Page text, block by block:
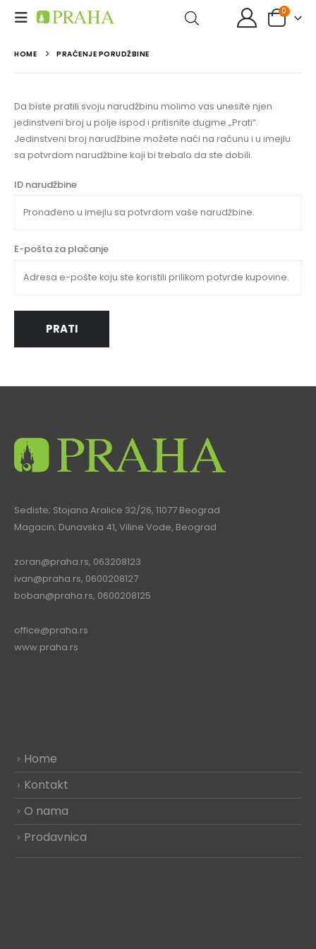
0
HOME PRAĆENJE PORUDŽBINE
Da biste pratili svoju narudžbinu molimo vas unesite njen
jedinstveni broj u polje ispod i pritisnite dugme „Prati“.
Jedinstveni broj narudžbine možete naći na računu i u imejlu
sa potvrdom narudžbine koji bi trebalo da ste dobili.
ID narudžbine
E-pošta za plaćanje
PRATI
Sediste; Stojana Aralice 32/26, 11077 Beograd
Magacin; Dunavska 41, Viline Vode, Beograd
zoran@praha.rs, 063208123
ivan@praha.rs, 0600208127
boban@praha.rs, 0600208125
office@praha.rs
www.praha.rs
Home
Kontakt
O nama
Prodavnica